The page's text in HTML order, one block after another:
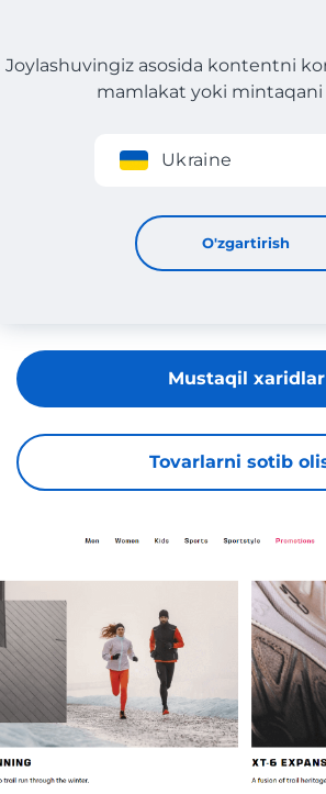
Roʻyxatdan oʻtish
Joylashuvingiz asosida kontentni
mamlakat yoki
Ukraine
O'zgartirish
Salomon
Tovarlarni sotib
Mustaqil xaridlar